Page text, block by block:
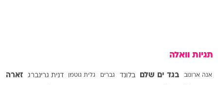
תגיות וואלה
אנה ארונוב בגד ים שלם בלונד גברים גלית גוטמן דנית גרינברג זארה